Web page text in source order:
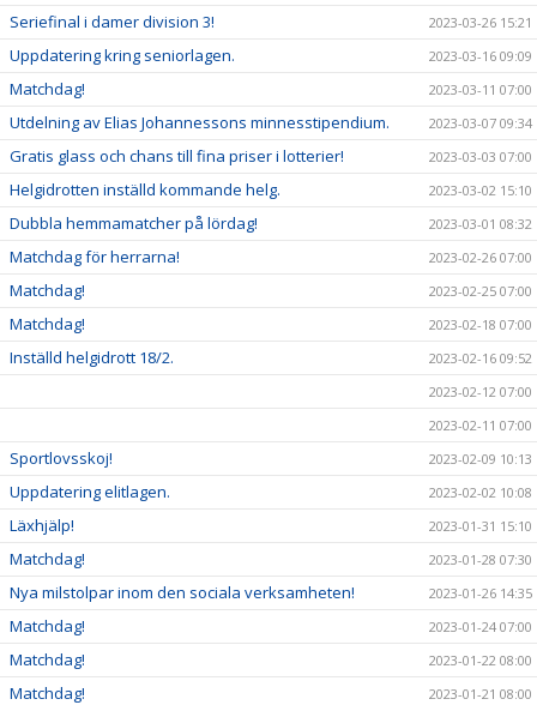
Seriefinal i damer division 3! 2023-03-26 15:21
Uppdatering kring seniorlagen. 2023-03-16 09:09
Matchdag! 2023-03-11 07:00
Utdelning av Elias Johannessons minnesstipendium. 2023-03-07 09:34
Gratis glass och chans till fina priser i lotterier! 2023-03-03 07:00
Helgidrotten inställd kommande helg. 2023-03-02 15:10
Dubbla hemmamatcher på lördag! 2023-03-01 08:32
Matchdag för herrarna! 2023-02-26 07:00
Matchdag! 2023-02-25 07:00
Matchdag! 2023-02-18 07:00
Inställd helgidrott 18/2.
2023-02-16 09:52
2023-02-12 07:00
2023-02-11 07:00
Sportlovsskoj! 2023-02-09 10:13
Uppdatering elitlagen. 2023-02-02 10:08
Läxhjälp! 2023-01-31 15:10
Matchdag! 2023-01-28 07:30
Nya milstolpar inom den sociala verksamheten! 2023-01-26 14:35
Matchdag! 2023-01-24 07:00
Matchdag! 2023-01-22 08:00
Matchdag! 2023-01-21 08:00